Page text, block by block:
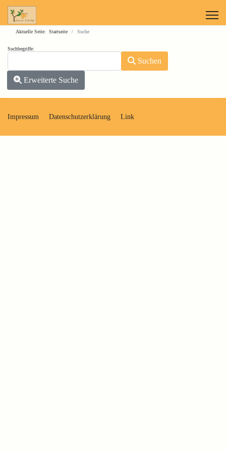
Aktuelle Seite: Startseite Suche
Suchformular
Suchbegriffe:
Suchen
Erweiterte Suche
Impressum Datenschutzerklärung Link